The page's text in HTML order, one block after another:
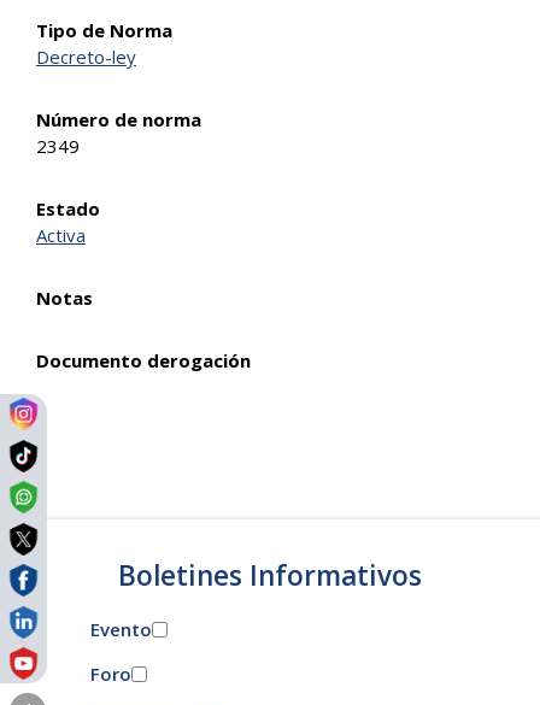
Tipo de Norma
Decreto-ley
Número de norma
2349
Estado
Activa
Notas
Documento derogación
Boletines Informativos
Evento
Foro